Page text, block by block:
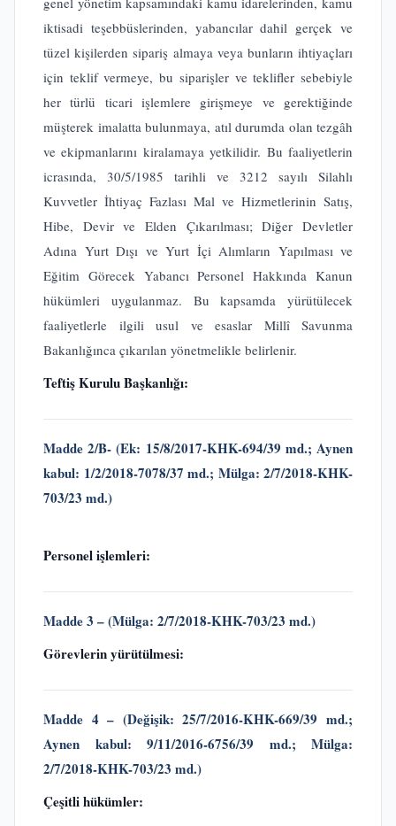
iktisadi teşebbüslerinden, yabancılar dahil gerçek ve
tüzel kişilerden sipariş almaya veya bunların ihtiyaçları
için teklif vermeye, bu siparişler ve teklifler sebebiyle
her türlü ticari işlemlere girişmeye ve gerektiğinde
müşterek imalatta bulunmaya, atıl durumda olan tezgâh
ve ekipmanlarını kiralamaya yetkilidir. Bu faaliyetlerin
icrasında, 30/5/1985 tarihli ve 3212 sayılı Silahlı
Kuvvetler İhtiyaç Fazlası Mal ve Hizmetlerinin Satış,
Hibe, Devir ve Elden Çıkarılması; Diğer Devletler
Adına Yurt Dışı ve Yurt İçi Alımların Yapılması ve
Eğitim Görecek Yabancı Personel Hakkında Kanun
hükümleri uygulanmaz. Bu kapsamda yürütülecek
faaliyetlerle ilgili usul ve esaslar Millî Savunma
Bakanlığınca çıkarılan yönetmelikle belirlenir.
Teftiş Kurulu Başkanlığı:
Madde 2/B- (Ek: 15/8/2017-KHK-694/39 md.; Aynen
kabul: 1/2/2018-7078/37 md.; Mülga: 2/7/2018-KHK-
703/23 md.)
Personel işlemleri:
Madde 3 –(Mülga: 2/7/2018-KHK-703/23 md.)
Görevlerin yürütülmesi:
Madde 4 – (Değişik: 25/7/2016-KHK-669/39 md.;
Aynen kabul: 9/11/2016-6756/39 md.; Mülga:
2/7/2018-KHK-703/23 md.)
Çeşitli hükümler: